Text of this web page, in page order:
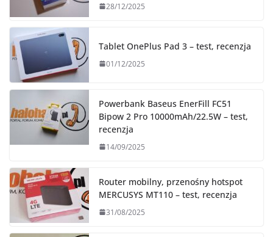
28/12/2025
Tablet OnePlus Pad 3 – test, recenzja
01/12/2025
Powerbank Baseus EnerFill FC51
Bipow 2 Pro 10000mAh/22.5W – test,
recenzja
14/09/2025
Router mobilny, przenośny hotspot
MERCUSYS MT110 – test, recenzja
31/08/2025